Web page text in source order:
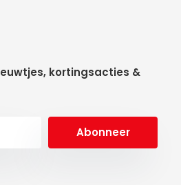
kortingsacties &
Abonneer